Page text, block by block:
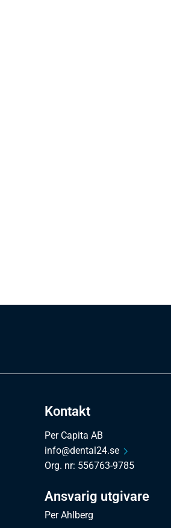
Kontakt
Per Capita AB
info@dental24.se
Org. nr: 556763-9785
Ansvarig utgivare
Per Ahlberg